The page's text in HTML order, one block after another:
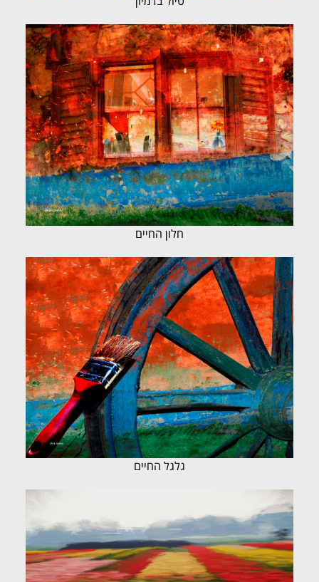
חלון החיים
גלגל החיים